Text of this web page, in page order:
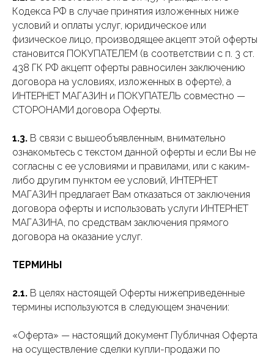
Кодекса РФ в случае принятия изложенных ниже
условий и оплаты услуг, юридическое или
физическое лицо, производящее акцепт этой оферты
становится ПОКУПАТЕЛЕМ (в соответствии с п. 3 ст.
438 ГК РФ акцепт оферты равносилен заключению
договора на условиях, изложенных в оферте), а
ИНТЕРНЕТ МАГАЗИН и ПОКУПАТЕЛЬ совместно —
СТОРОНАМИ договора Оферты.
1.3. В связи с вышеобъявленным, внимательно
ознакомьтесь с текстом данной оферты и если Вы не
согласны с ее условиями и правилами, или с каким-
либо другим пунктом ее условий, ИНТЕРНЕТ
МАГАЗИН предлагает Вам отказаться от заключения
договора оферты и использовать услуги ИНТЕРНЕТ
МАГАЗИНА, по средствам заключения прямого
договора на оказание услуг.
ТЕРМИНЫ
2.1. В целях настоящей Оферты нижеприведенные
термины используются в следующем значении:
«Оферта» — настоящий документ Публичная Оферта
на осуществление сделки купли-продажи по